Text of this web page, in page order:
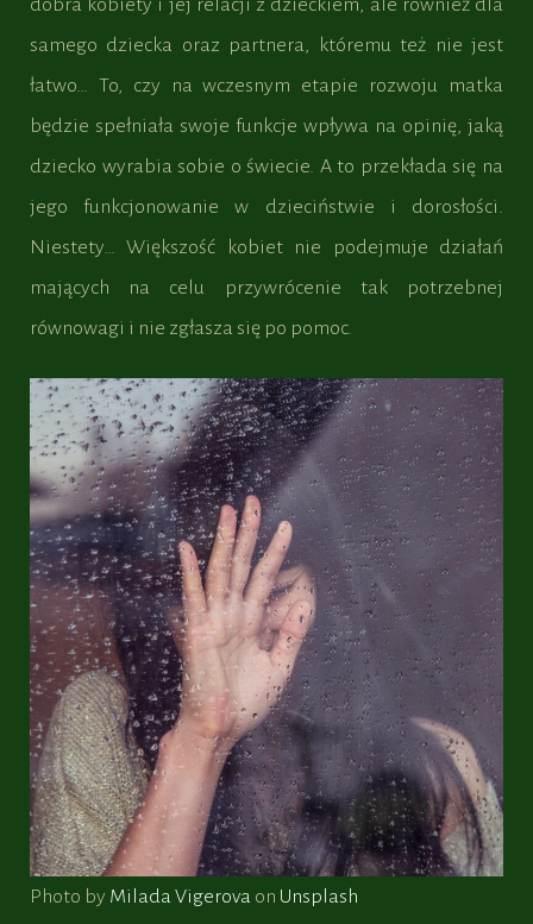
samego dziecka oraz partnera, któremu też nie jest
łatwo… To, czy na wczesnym etapie rozwoju matka
będzie spełniała swoje funkcje wpływa na opinię, jaką
dziecko wyrabia sobie o świecie. A to przekłada się na
jego funkcjonowanie w dzieciństwie i dorosłości.
Niestety… Większość kobiet nie podejmuje działań
mających na celu przywrócenie tak potrzebnej
równowagi i nie zgłasza się po pomoc.
Photo by Milada Vigerova on Unsplash